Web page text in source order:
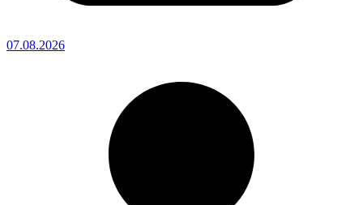
07.08.2026